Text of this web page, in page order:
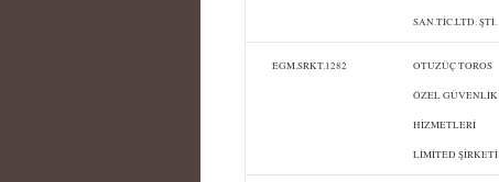
SAN.TİC.LTD. ŞTİ.
EGM.SRKT.1282 OTUZÜÇ TOROS
ÖZEL GÜVENLİK
HİZMETLERİ
LİMİTED ŞİRKETİ